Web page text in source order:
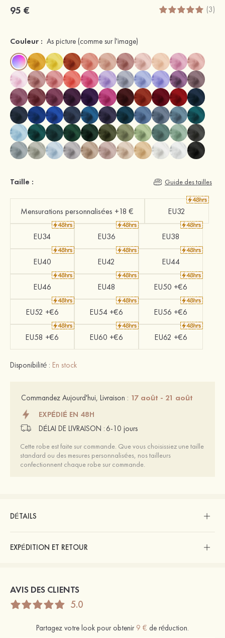
95 € (3)
Couleur : As picture (comme sur l'image)
Taille : Guide des tailles
Mensurations personnalisées +18 € EU32
EU34 EU36 EU38
EU40 EU42 EU44
EU46 EU48 EU50 +€6
EU52 +€6 EU54 +€6 EU56 +€6
EU58 +€6 EU60 +€6 EU62 +€6
Disponibilité : En stock
Commandez Aujourd'hui, Livraison : 17 août - 21 août
EXPÉDIÉ EN 48H
DÉLAI DE LIVRAISON : 6-10 jours
Cette robe est faite sur commande. Que vous choisissiez une taille
standard ou des mesures personnalisées, nos tailleurs
confectionnent chaque robe sur commande.
DÉTAILS
EXPÉDITION ET RETOUR
AVIS DES CLIENTS
5.0
Partagez votre look pour obtenir 9 € de réduction.